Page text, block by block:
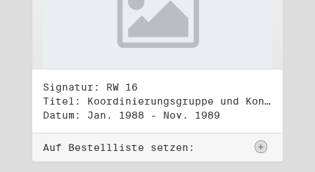
Signatur: RW 16
Titel: Koordinierungsgruppe und Kontakttelefongruppe
Datum: Jan. 1988 - Nov. 1989
Auf Bestellliste setzen: